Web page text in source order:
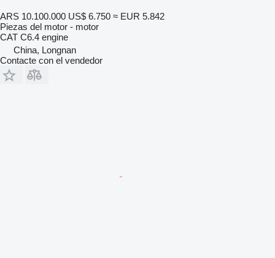
ARS 10.100.000 US$ 6.750 ≈ EUR 5.842
Piezas del motor - motor
CAT C6.4 engine
China, Longnan
Contacte con el vendedor